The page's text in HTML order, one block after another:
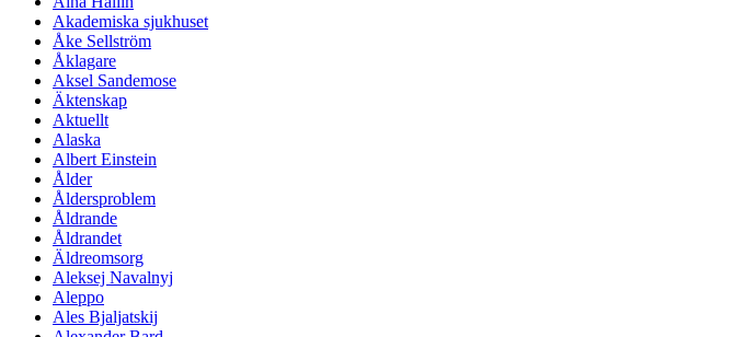
Akademiska sjukhuset
Åke Sellström
Åklagare
Aksel Sandemose
Äktenskap
Aktuellt
Alaska
Albert Einstein
Ålder
Åldersproblem
Åldrande
Åldrandet
Äldreomsorg
Aleksej Navalnyj
Aleppo
Ales Bjaljatskij